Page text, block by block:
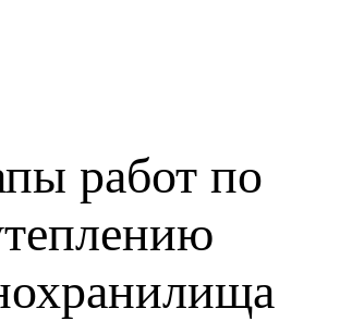
работ по